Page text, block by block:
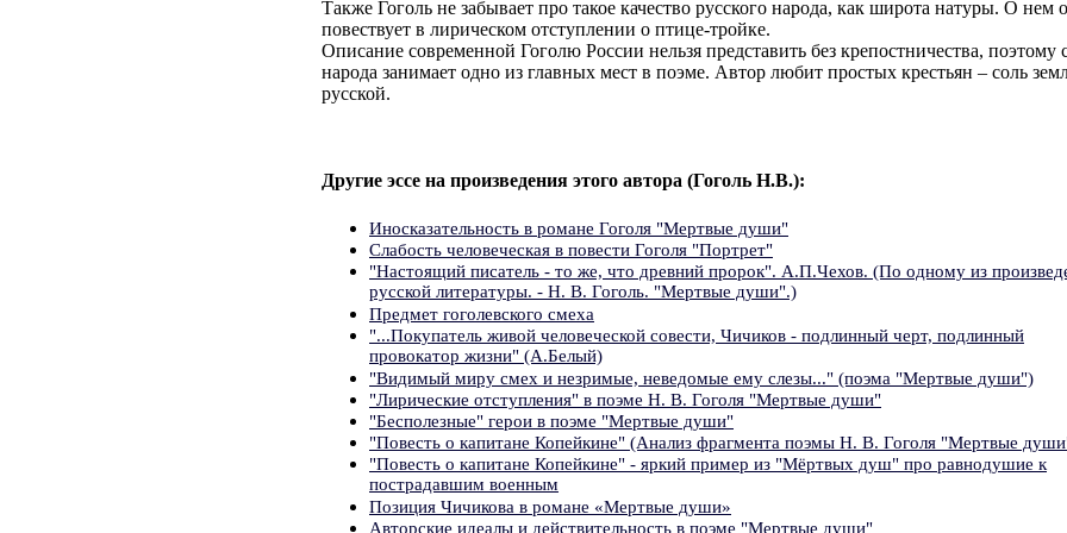
Также Гоголь не забывает про такое качество русского народа, как широта натуры. О нем
повествует в лирическом отступлении о птице-тройке.
Описание современной Гоголю России нельзя представить без крепостничества, поэтому
народа занимает одно из главных мест в поэме. Автор любит простых крестьян – соль
русской.
Другие эссе на произведения этого автора (Гоголь Н.В.):
Иносказательность в романе Гоголя "Мертвые души"
Слабость человеческая в повести Гоголя "Портрет"
"Настоящий писатель - то же, что древний пророк". А.П.Чехов. (По одному из
русской литературы. - Н. В. Гоголь. "Мертвые души".)
Предмет гоголевского смеха
"...Покупатель живой человеческой совести, Чичиков - подлинный черт, подлинный
провокатор жизни" (А.Белый)
"Видимый миру смех и незримые, неведомые ему слезы..." (поэма "Мертвые души")
"Лирические отступления" в поэме Н. В. Гоголя "Мертвые души"
"Бесполезные" герои в поэме "Мертвые души"
"Повесть о капитане Копейкине" (Анализ фрагмента поэмы Н. В. Гоголя "Мертвые
"Повесть о капитане Копейкине" - яркий пример из "Мёртвых душ" про равнодушие к
пострадавшим военным
Позиция Чичикова в романе «Мертвые души»
Авторские идеалы и действительность в поэме "Мертвые души"